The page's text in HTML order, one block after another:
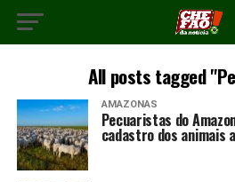
All posts tagged
AMAZONAS
Pecuaristas do
cadastro dos animais